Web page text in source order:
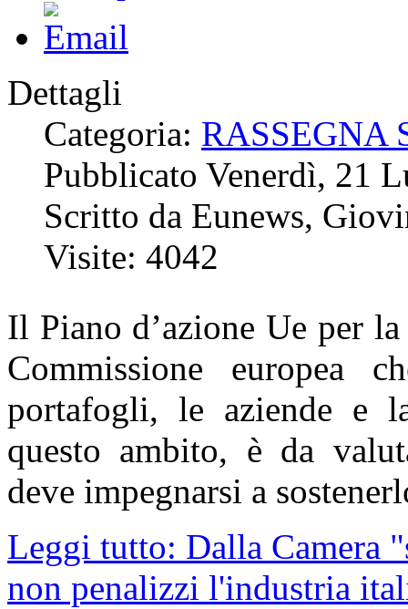
Dettagli
Categoria: RASSEGNA
Pubblicato Venerdì, 21
Scritto da Eunews,
Visite: 4042
Il Piano d’azione Ue per
Commissione europea
portafogli, le aziende e
questo ambito, è da
deve impegnarsi a
Leggi tutto: Dalla Camera
non penalizzi l'industria